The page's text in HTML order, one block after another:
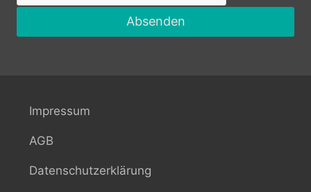
Absenden
Impressum
AGB
Datenschutzerklärung